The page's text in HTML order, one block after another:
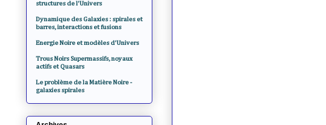
structures de l'Univers
Dynamique des Galaxies : spirales et
barres, interactions et fusions
Energie Noire et modèles d'Univers
Trous Noirs Supermassifs, noyaux
actifs et Quasars
Le problème de la Matière Noire -
galaxies spirales